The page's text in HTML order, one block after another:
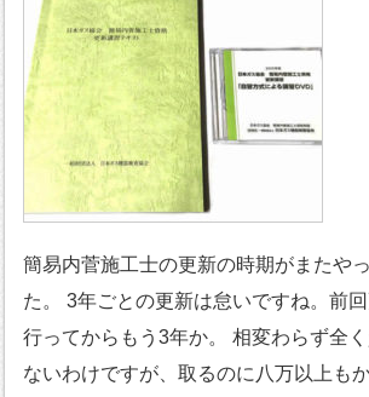
簡易内菅施工士の更新の時期がまたや
た。 3年ごとの更新は怠いですね。前
行ってからもう3年か。 相変わらず全
ないわけですが、取るのに八万以上も